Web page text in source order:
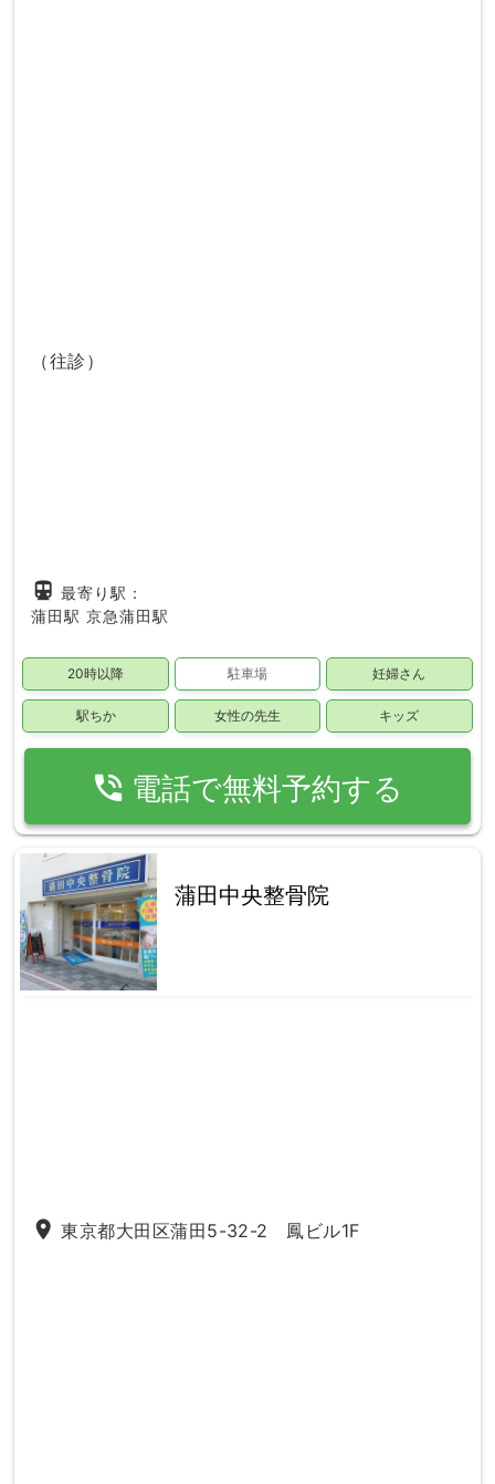
（往診）
directions_subway 最寄り駅：
蒲田駅 京急蒲田駅
20時以降 駐車場 妊婦さん
駅ちか 女性の先生 キッズ
phone_in_talk 電話で無料予約する
蒲田中央整骨院
place 東京都大田区蒲田5-32-2 鳳ビル1F